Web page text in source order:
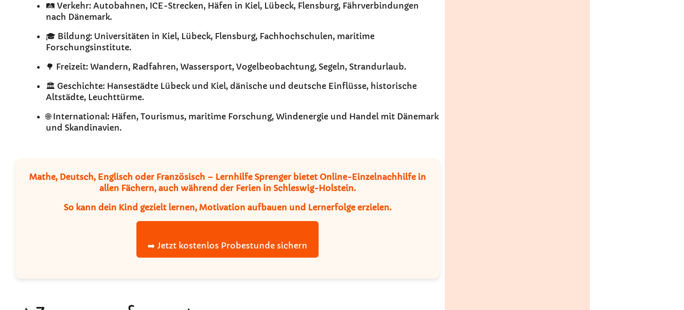
🛤️ Verkehr: Autobahnen, ICE-Strecken, Häfen in Kiel, Lübeck, Flensburg, Fährverbindungen
nach Dänemark.
🎓 Bildung: Universitäten in Kiel, Lübeck, Flensburg, Fachhochschulen, maritime
Forschungsinstitute.
🌳 Freizeit: Wandern, Radfahren, Wassersport, Vogelbeobachtung, Segeln, Strandurlaub.
🏛️ Geschichte: Hansestädte Lübeck und Kiel, dänische und deutsche Einflüsse, historische
Altstädte, Leuchttürme.
🌐 International: Häfen, Tourismus, maritime Forschung, Windenergie und Handel mit Dänemark
und Skandinavien.
Mathe, Deutsch, Englisch oder Französisch – Lernhilfe Sprenger bietet Online-Einzelnachhilfe in
allen Fächern, auch während der Ferien in Schleswig-Holstein.
So kann dein Kind gezielt lernen, Motivation aufbauen und Lernerfolge erzielen.
➡️ Jetzt kostenlos Probestunde sichern